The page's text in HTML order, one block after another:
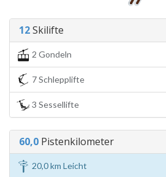
12Skilifte
2 Gondeln
7 Schlepplifte
3 Sessellifte
60,0 Pistenkilometer
20,0 km Leicht